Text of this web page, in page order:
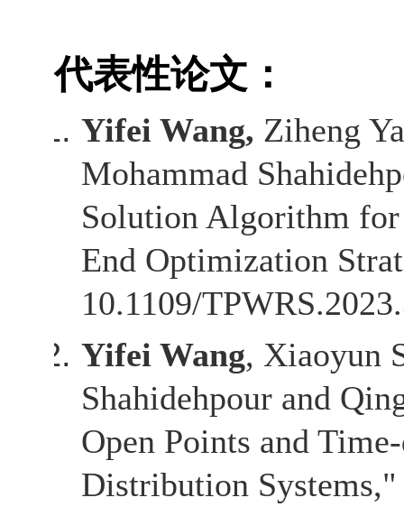
代表性论文：
Yifei Wang, Ziheng
Mohammad
Solution Algorithm for
End Optimization
10.1109/
Yifei Wang, Xiaoyun
Shahidehpour and
Open Points and
Distribution